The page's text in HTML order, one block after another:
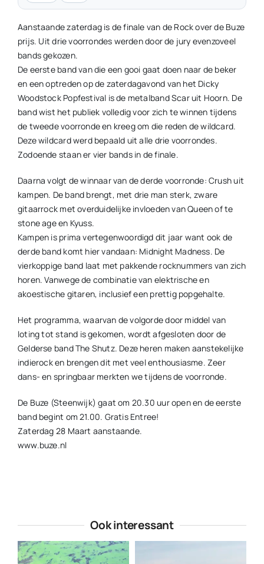
Aanstaande zaterdag is de finale van de Rock over de Buze
prijs. Uit drie voorrondes werden door de jury evenzoveel
bands gekozen.
De eerste band van die een gooi gaat doen naar de beker
en een optreden op de zaterdagavond van het Dicky
Woodstock Popfestival is de metalband Scar uit Hoorn. De
band wist het publiek volledig voor zich te winnen tijdens
de tweede voorronde en kreeg om die reden de wildcard.
Deze wildcard werd bepaald uit alle drie voorrondes.
Zodoende staan er vier bands in de finale.
Daarna volgt de winnaar van de derde voorronde: Crush uit
kampen. De band brengt, met drie man sterk, zware
gitaarrock met overduidelijke invloeden van Queen of te
stone age en Kyuss.
Kampen is prima vertegenwoordigd dit jaar want ook de
derde band komt hier vandaan: Midnight Madness. De
vierkoppige band laat met pakkende rocknummers van zich
horen. Vanwege de combinatie van elektrische en
akoestische gitaren, inclusief een prettig popgehalte.
Het programma, waarvan de volgorde door middel van
loting tot stand is gekomen, wordt afgesloten door de
Gelderse band The Shutz. Deze heren maken aanstekelijke
indierock en brengen dit met veel enthousiasme. Zeer
dans- en springbaar merkten we tijdens de voorronde.
De Buze (Steenwijk) gaat om 20.30 uur open en de eerste
band begint om 21.00. Gratis Entree!
Zaterdag 28 Maart aanstaande.
www.buze.nl
Ook interessant